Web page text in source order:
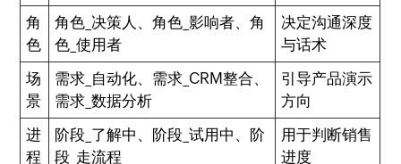
角
色
角色_决策人、角色_影响者、角
色_使用者
决定沟通深度
与话术
场
景
需求_自动化、需求_CRM整合、
需求_数据分析
引导产品演示
方向
进
程
阶段_了解中、阶段_试用中、阶
段_走流程
用于判断销售
进度